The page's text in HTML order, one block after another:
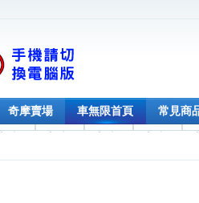
奇摩賣場 車無限首頁 常見商